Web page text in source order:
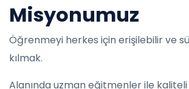
Misyonumuz
Öğrenmeyi herkes için erişilebilir ve
kılmak.
Alanında uzman eğitmenler ile